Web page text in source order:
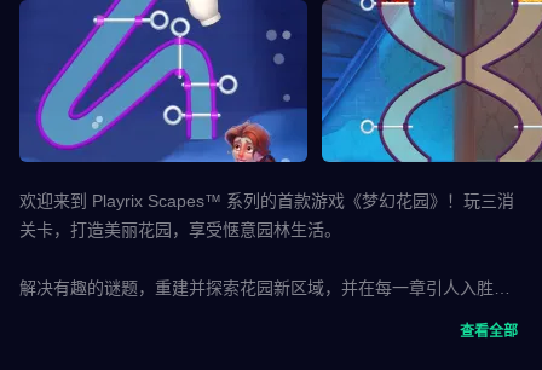
欢迎来到 Playrix Scapes™ 系列的首款游戏《梦幻花园》！玩三消
关卡，打造美丽花园，享受惬意园林生活。
解决有趣的谜题，重建并探索花园新区域，并在每一章引人入胜的
查看全部